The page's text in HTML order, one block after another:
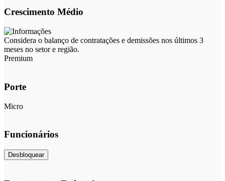
Crescimento Médio
Considera o balanço de contratações e demissões nos últimos 3
meses no setor e região.
Premium
Porte
Micro
Funcionários
Desbloquear